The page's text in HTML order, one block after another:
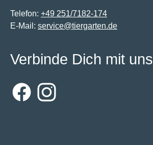
Telefon: +49 251/7182-174
E-Mail: service@tiergarten.de
Verbinde Dich mit uns
FacebookInstagram